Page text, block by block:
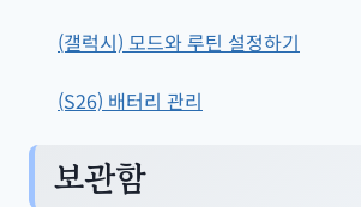
(갤럭시) 모드와 루틴 설정하기
(S26) 배터리 관리
보관함